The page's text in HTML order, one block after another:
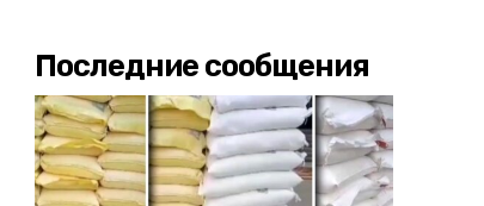
Последние сообщения